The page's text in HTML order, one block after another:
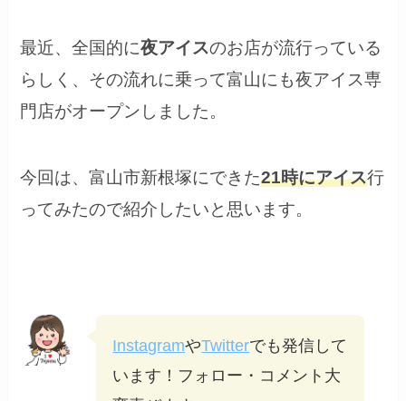
最近、全国的に夜アイスのお店が流行っている
らしく、その流れに乗って富山にも夜アイス専
門店がオープンしました。
今回は、富山市新根塚にできた21時にアイス行
ってみたので紹介したいと思います。
InstagramやTwitterでも発信して
います！フォロー・コメント大